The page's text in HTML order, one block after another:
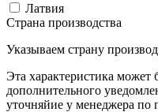
Латвия
Страна производства
Указываем страну
Эта характеристика может
дополнительного
уточняйие у менеджера по